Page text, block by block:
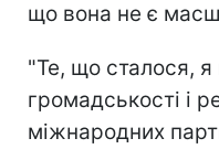
що вона не є
"Те, що сталося, я
громадськості і
міжнародних